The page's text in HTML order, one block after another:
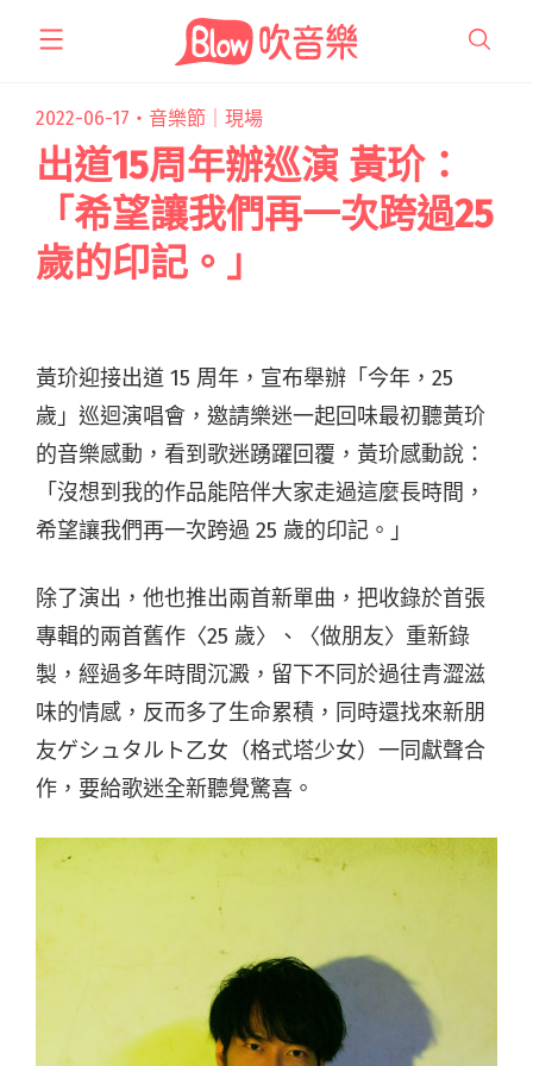
2022-06-17・ 音樂節｜現場
出道15周年辦巡演 黃玠：
「希望讓我們再一次跨過25
歲的印記。」
黃玠迎接出道 15 周年，宣布舉辦「今年，25
歲」巡迴演唱會，邀請樂迷一起回味最初聽黃玠
的音樂感動，看到歌迷踴躍回覆，黃玠感動說：
「沒想到我的作品能陪伴大家走過這麼長時間，
希望讓我們再一次跨過 25 歲的印記。」
除了演出，他也推出兩首新單曲，把收錄於首張
專輯的兩首舊作〈25 歲〉、〈做朋友〉重新錄
製，經過多年時間沉澱，留下不同於過往青澀滋
味的情感，反而多了生命累積，同時還找來新朋
友ゲシュタルト乙女（格式塔少女）一同獻聲合
作，要給歌迷全新聽覺驚喜。